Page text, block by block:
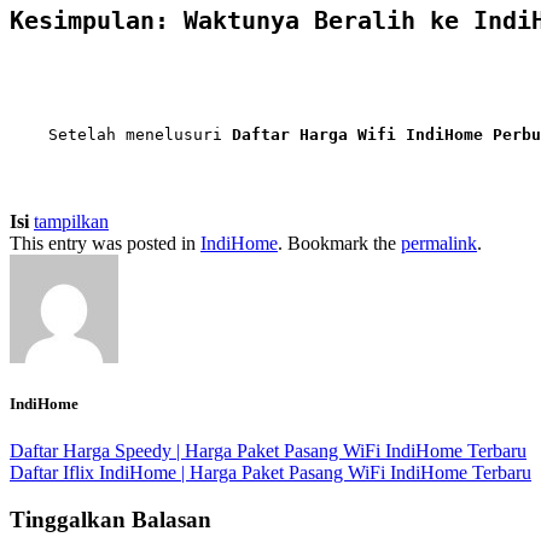
Kesimpulan: Waktunya Beralih ke
    Setelah menelusuri
Daftar Harga Wifi IndiHome
Isi tampilkan
This entry was posted in IndiHome. Bookmark the permalink.
IndiHome
Daftar Harga Speedy | Harga Paket Pasang WiFi IndiHome Terbaru
Daftar Iflix IndiHome | Harga Paket Pasang WiFi IndiHome Terbaru
Tinggalkan Balasan